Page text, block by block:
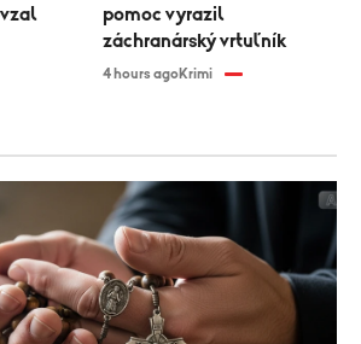
pomoc vyrazil
záchranárský vrtuľník
4 hours agoKrimi